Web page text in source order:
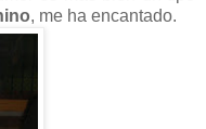
, me ha encantado.